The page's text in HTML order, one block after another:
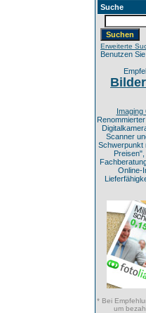
Suche
Erweiterte
Benutzen
Imaging
Scanner
Schwerpunkt
Online-
* Bei
um